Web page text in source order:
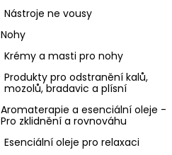
Nástroje ne vousy
Nohy
Krémy a masti pro nohy
Produkty pro odstranění kalů,
mozolů, bradavic a plísní
Aromaterapie a esenciální oleje -
Pro zklidnění a rovnováhu
Esenciální oleje pro relaxaci